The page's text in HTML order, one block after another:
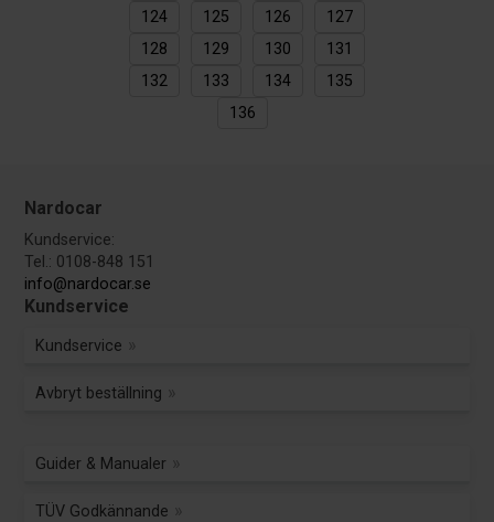
124
125 126
127
128
129 130
131
132
133 134
135
136
Nardocar
Kundservice:
Tel.: 0108-848 151
info@nardocar.se
Kundservice
Kundservice
Avbryt beställning
Guider & Manualer
TÜV Godkännande